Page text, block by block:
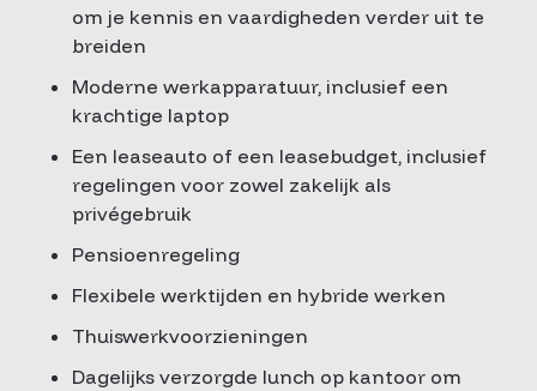
om je kennis en vaardigheden verder uit te
breiden
Moderne werkapparatuur, inclusief een
krachtige laptop
Een leaseauto of een leasebudget, inclusief
regelingen voor zowel zakelijk als
privégebruik
Pensioenregeling
Flexibele werktijden en hybride werken
Thuiswerkvoorzieningen
Dagelijks verzorgde lunch op kantoor om